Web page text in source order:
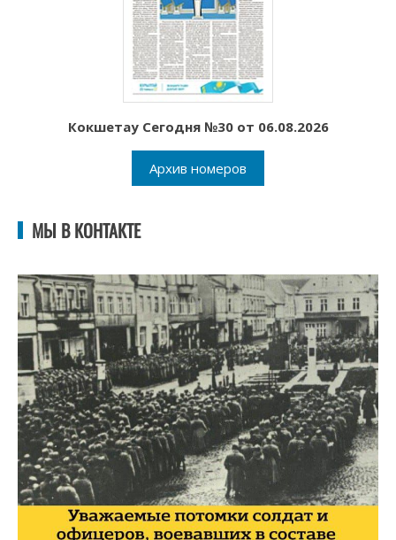
Кокшетау Сегодня №30 от 06.08.2026
Архив номеров
МЫ В КОНТАКТЕ